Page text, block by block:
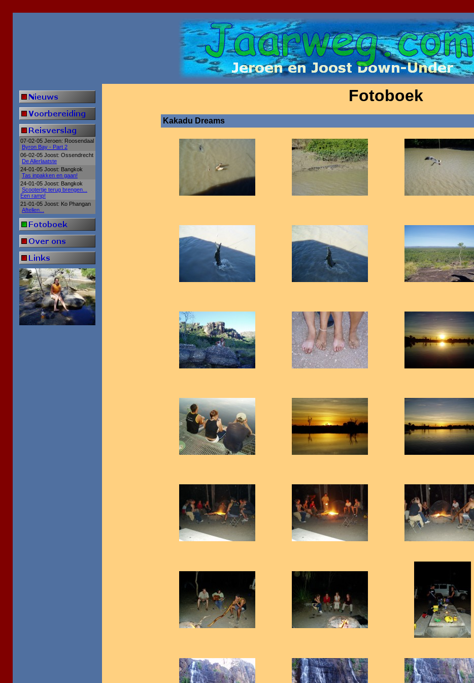
07-02-05 Jeroen: Roosendaal
Byron Bay - Part 2
06-02-05 Joost: Ossendrecht
De Allerlaatste
24-01-05 Joost: Bangkok
Tas inpakken en gaan!
24-01-05 Joost: Bangkok
Scootertje terug brengen...
Een ramp!
21-01-05 Joost: Ko Phangan
Aftellen...
Fotoboek
Kakadu Dreams